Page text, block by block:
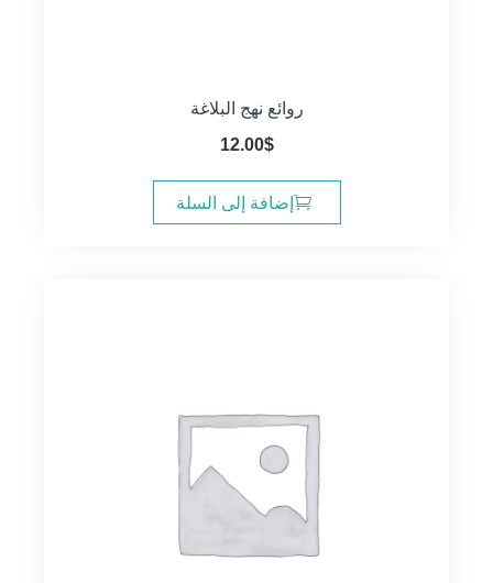
روائع نهج البلاغة
12.00$
إضافة إلى السلة